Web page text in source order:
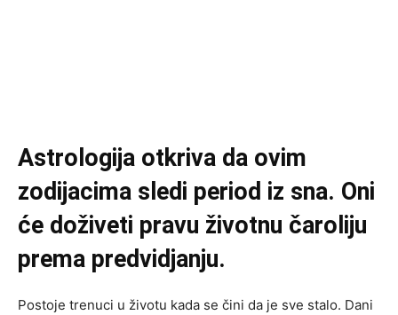
Astrologija otkriva da ovim
zodijacima sledi period iz sna. Oni
će doživeti pravu životnu čaroliju
prema predvidjanju.
Postoje trenuci u životu kada se čini da je sve stalo. Dani